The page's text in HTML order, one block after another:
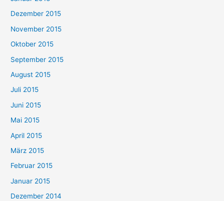
Dezember 2015
November 2015
Oktober 2015
September 2015
August 2015
Juli 2015
Juni 2015
Mai 2015
April 2015
März 2015
Februar 2015
Januar 2015
Dezember 2014